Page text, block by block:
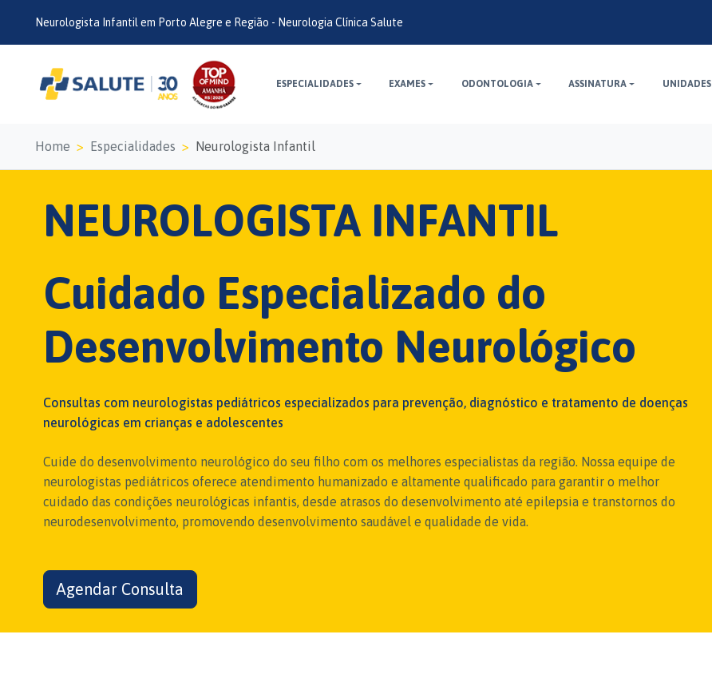
Neurologista Infantil em Porto Alegre e Região - Neurologia Clínica Salute
ESPECIALIDADES EXAMES ODONTOLOGIA ASSINATURA UNIDADES
Home Especialidades Neurologista Infantil
NEUROLOGISTA INFANTIL
Cuidado Especializado do
Desenvolvimento Neurológico
Consultas com neurologistas pediátricos especializados para prevenção, diagnóstico e tratamento de doenças
neurológicas em crianças e adolescentes
Cuide do desenvolvimento neurológico do seu filho com os melhores especialistas da região. Nossa equipe de
neurologistas pediátricos oferece atendimento humanizado e altamente qualificado para garantir o melhor
cuidado das condições neurológicas infantis, desde atrasos do desenvolvimento até epilepsia e transtornos do
neurodesenvolvimento, promovendo desenvolvimento saudável e qualidade de vida.
Agendar Consulta